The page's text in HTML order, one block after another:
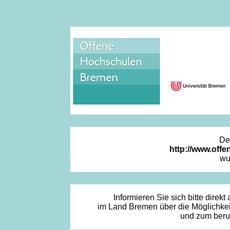
http://
Informieren Sie sich bitte
im Land Bremen über die
und zum